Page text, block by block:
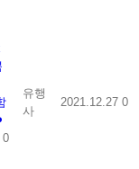
0
유행
사
2021.12.27 0